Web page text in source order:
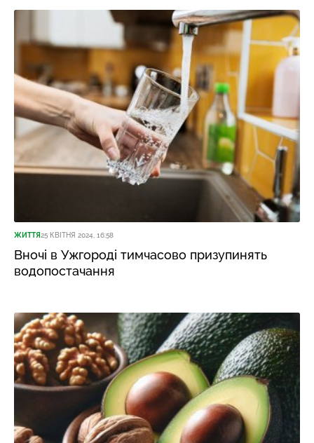
ЖИТТЯ25 КВІТНЯ 2024, 16:58
Вночі в Ужгороді тимчасово призупинять
водопостачання